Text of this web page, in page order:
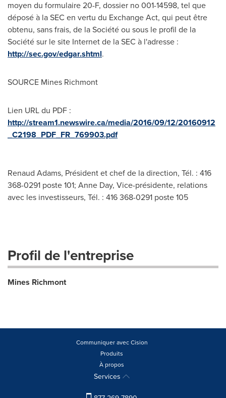
moyen du formulaire 20-F, dossier no 001-14598, tel que
déposé à la SEC en vertu du Exchange Act, qui peut être
obtenu, sans frais, de la Société ou sous le profil de la
Société sur le site Internet de la SEC à l'adresse :
http://sec.gov/edgar.shtml.
SOURCE Mines Richmont
Lien URL du PDF :
http://stream1.newswire.ca/media/2016/09/12/20160912
_C2198_PDF_FR_769903.pdf
Renaud Adams, Président et chef de la direction, Tél. : 416
368-0291 poste 101; Anne Day, Vice-présidente, relations
avec les investisseurs, Tél. : 416 368-0291 poste 105
Profil de l'entreprise
Mines Richmont
Communiquer avec Cision
Produits
À propos
Services